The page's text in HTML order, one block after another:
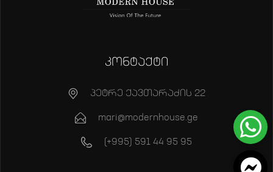
კონტაქტი
პეტრე ქავთარაძის 22
mari@modernhouse.ge
(+995) 591 44 95 95